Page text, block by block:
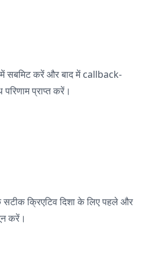
सबमिट करें और बाद में callback-
प्राप्त करें।
क्रिएटिव दिशा के लिए पहले और
करें।